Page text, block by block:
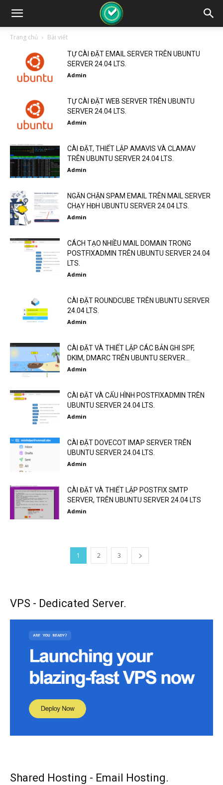
Trang chủ Bài viết
TỰ CÀI ĐẶT EMAIL SERVER TRÊN UBUNTU
SERVER 24.04 LTS.
Admin
TỰ CÀI ĐẶT WEB SERVER TRÊN UBUNTU
SERVER 24.04 LTS.
Admin
CÀI ĐẶT, THIẾT LẬP AMAVIS VÀ CLAMAV
TRÊN UBUNTU SERVER 24.04 LTS.
Admin
NGĂN CHẶN SPAM EMAIL TRÊN MAIL SERVER
CHẠY HĐH UBUNTU SERVER 24.04 LTS.
Admin
CÁCH TẠO NHIỀU MAIL DOMAIN TRONG
POSTFIXADMIN TRÊN UBUNTU SERVER 24.04
LTS.
Admin
CÀI ĐẶT ROUNDCUBE TRÊN UBUNTU SERVER
24.04 LTS.
Admin
CÀI ĐẶT VÀ THIẾT LẬP CÁC BẢN GHI SPF,
DKIM, DMARC TRÊN UBUNTU SERVER...
Admin
CÀI ĐẶT VÀ CẤU HÌNH POSTFIXADMIN TRÊN
UBUNTU SERVER 24.04 LTS.
Admin
CÀI ĐẶT DOVECOT IMAP SERVER TRÊN
UBUNTU SERVER 24.04 LTS.
Admin
CÀI ĐẶT VÀ THIẾT LẬP POSTFIX SMTP
SERVER, TRÊN UBUNTU SERVER 24.04 LTS
Admin
1 2 3
VPS - Dedicated Server.
Shared Hosting - Email Hosting.